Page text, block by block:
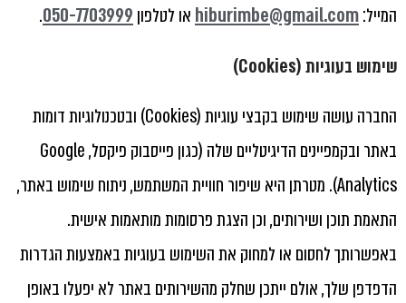
המייל:hiburimbe@gmail.com או לטלפון 050-7703999
.
שימוש בעוגיות (Cookies)
החברה עושה שימוש בקבצי עוגיות (Cookies) ובטכנולוגיות דומות
באתר ובקמפיינים הדיגיטליים שלה (כגון פייסבוק פיקסל, Google
Analytics). מטרתן היא שיפור חוויית המשתמש, ניתוח שימוש באתר,
התאמת תוכן ושירותים, וכן הצגת פרסומות מותאמות אישית.
באפשרותך לחסום או למחוק את השימוש בעוגיות באמצעות הגדרות
הדפדפן שלך, אולם ייתכן שחלק מהשירותים באתר לא יפעלו באופן